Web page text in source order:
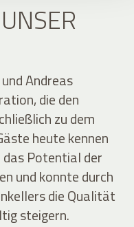
Andreas
die den
zu dem
heute kennen
das Potential der
und konnte durch
die Qualität
steigern.